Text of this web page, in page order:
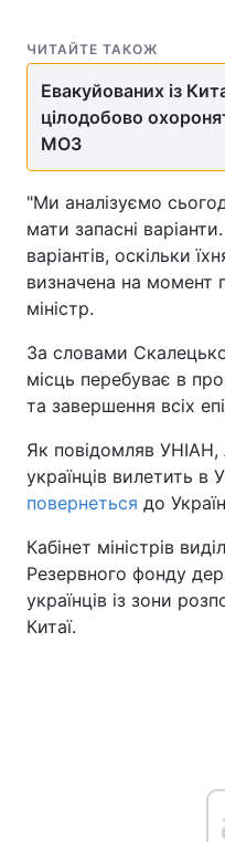
ЧИТАЙТЕ ТАКОЖ
Евакуйованих із
цілодобово
МОЗ
"Ми аналізуємо
мати запасні
варіантів, оскільки
визначена на момент
міністр.
За словами
місць перебуває в
та завершення всіх
Як повідомляв УНІАН,
українців вилетить в
повернеться до
Кабінет міністрів
Резервного фонду
українців із зони
Китаї.